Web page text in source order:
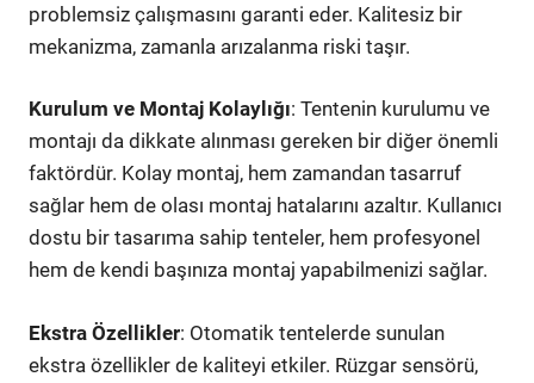
problemsiz çalışmasını garanti eder. Kalitesiz bir
mekanizma, zamanla arızalanma riski taşır.
Kurulum ve Montaj Kolaylığı: Tentenin kurulumu ve
montajı da dikkate alınması gereken bir diğer önemli
faktördür. Kolay montaj, hem zamandan tasarruf
sağlar hem de olası montaj hatalarını azaltır. Kullanıcı
dostu bir tasarıma sahip tenteler, hem profesyonel
hem de kendi başınıza montaj yapabilmenizi sağlar.
Ekstra Özellikler: Otomatik tentelerde sunulan
ekstra özellikler de kaliteyi etkiler. Rüzgar sensörü,